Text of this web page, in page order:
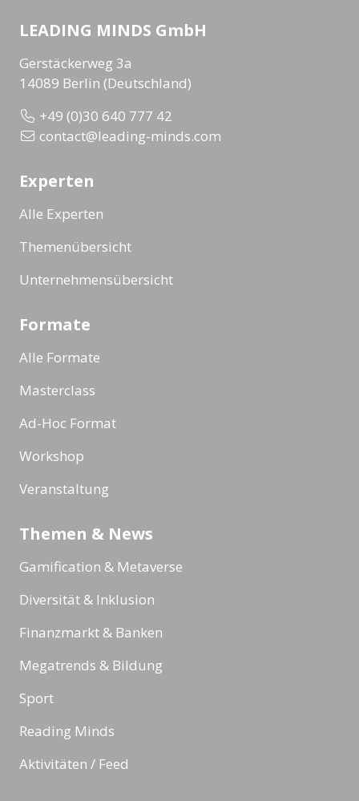
LEADING MINDS GmbH
Gerstäckerweg 3a
14089 Berlin (Deutschland)
+49 (0)30 640 777 42
contact@leading-minds.com
Experten
Alle Experten
Themenübersicht
Unternehmensübersicht
Formate
Alle Formate
Masterclass
Ad-Hoc Format
Workshop
Veranstaltung
Themen & News
Gamification & Metaverse
Diversität & Inklusion
Finanzmarkt & Banken
Megatrends & Bildung
Sport
Reading Minds
Aktivitäten / Feed